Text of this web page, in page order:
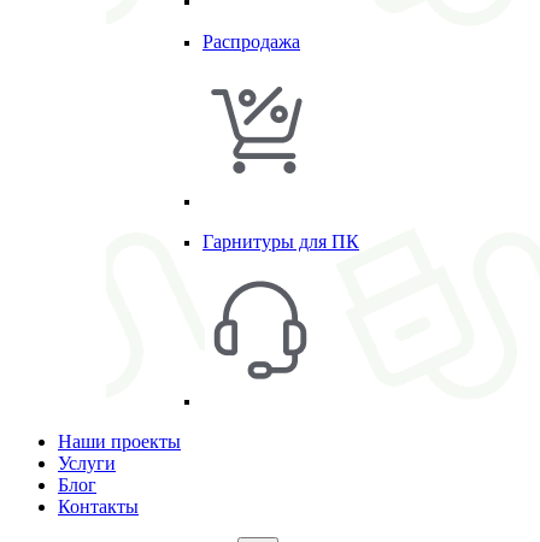
Распродажа
Гарнитуры для ПК
Наши проекты
Услуги
Блог
Контакты